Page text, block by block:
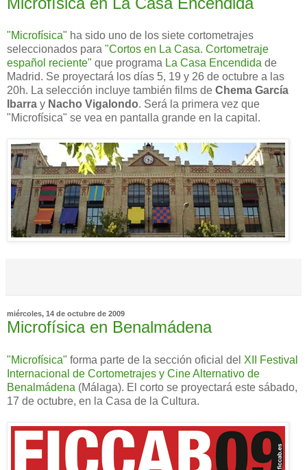
"Microfísica" ha sido uno de los siete cortometrajes
seleccionados para "Cortos en La Casa. Cortometraje
español reciente" que programa La Casa Encendida de
Madrid. Se proyectará los días 5, 19 y 26 de octubre a las
20h. La selección incluye también films de Chema García
Ibarra y Nacho Vigalondo. Será la primera vez que
"Microfísica" se vea en pantalla grande en la capital.
miércoles, 14 de octubre de 2009
Microfísica en Benalmádena
"Microfísica" forma parte de la sección oficial del XII Festival
Internacional de Cortometrajes y Cine Alternativo de
Benalmádena (Málaga). El corto se proyectará este sábado,
17 de octubre, en la Casa de la Cultura.